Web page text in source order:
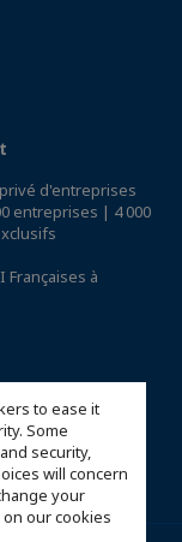
to ease it
Some
security,
will concern
your
our cookies
d'entreprises
entreprises | 4 000
Françaises à